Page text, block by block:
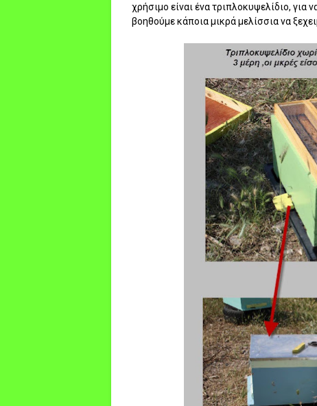
χρήσιμο είναι ένα τριπλοκυψελίδιο,
βοηθούμε κάποια μικρά μελίσσια να